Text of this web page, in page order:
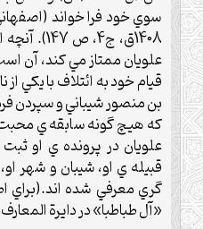
1408ق،
علويان ممتاز مي کند، آن
قيام خود به ائتلاف با يکي
بن منصور شيباني و سپردن
که هيچ گونه سابقه ي
علويان در پرونده ي او
قبيله ي او، شيبان و شهر
گري معرفي شده اند.(براي
«آل طباطبا» در دايرة المعارف